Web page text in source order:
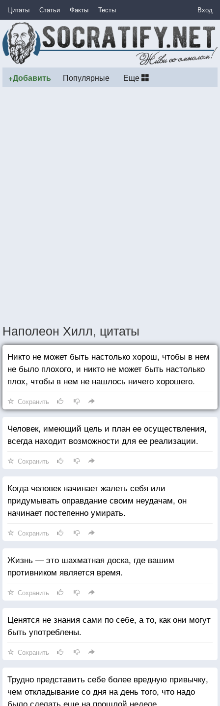
Цитаты Статьи Факты Тесты Вход
+Добавить Популярные Еще
Наполеон Хилл, цитаты
Никто не может быть настолько хорош, чтобы в нем
не было плохого, и никто не может быть настолько
плох, чтобы в нем не нашлось ничего хорошего.
Сохранить
Человек, имеющий цель и план ее осуществления,
всегда находит возможности для ее реализации.
Сохранить
Когда человек начинает жалеть себя или
придумывать оправдание своим неудачам, он
начинает постепенно умирать.
Сохранить
Жизнь — это шахматная доска, где вашим
противником является время.
Сохранить
Ценятся не знания сами по себе, а то, как они могут
быть употреблены.
Сохранить
Трудно представить себе более вредную привычку,
чем откладывание со дня на день того, что надо
было сделать еще на прошлой неделе.